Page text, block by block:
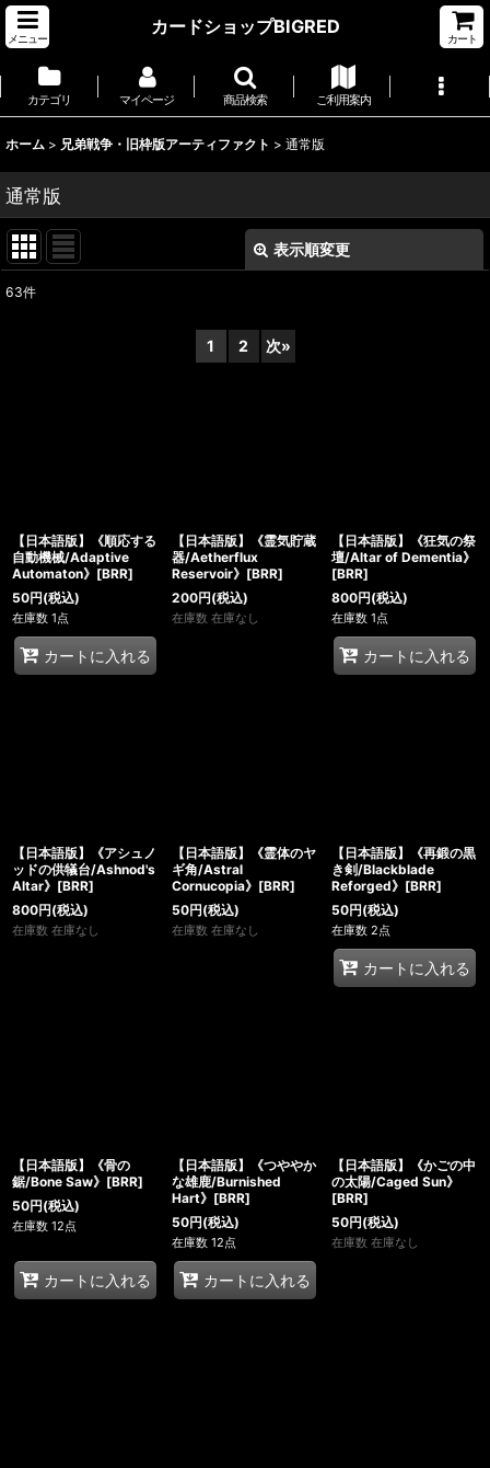
メニュー
カードショップBIGRED
カート
カテゴリ マイページ 商品検索 ご利用案内
ホーム > 兄弟戦争・旧枠版アーティファクト > 通常版
通常版
表示順変更
63件
1 2 次»
【日本語版】《順応する
自動機械/Adaptive
Automaton》[BRR]
50円(税込)
在庫数 1点
カートに入れる
【日本語版】《霊気貯蔵
器/Aetherflux
Reservoir》[BRR]
200円(税込)
在庫数 在庫なし
【日本語版】《狂気の祭
壇/Altar of Dementia》
[BRR]
800円(税込)
在庫数 1点
カートに入れる
【日本語版】《アシュノ
ッドの供犠台/Ashnod's
Altar》[BRR]
800円(税込)
在庫数 在庫なし
【日本語版】《霊体のヤ
ギ角/Astral
Cornucopia》[BRR]
50円(税込)
在庫数 在庫なし
【日本語版】《再鍛の黒
き剣/Blackblade
Reforged》[BRR]
50円(税込)
在庫数 2点
カートに入れる
【日本語版】《骨の
鋸/Bone Saw》[BRR]
50円(税込)
在庫数 12点
カートに入れる
【日本語版】《つややか
な雄鹿/Burnished
Hart》[BRR]
50円(税込)
在庫数 12点
カートに入れる
【日本語版】《かごの中
の太陽/Caged Sun》
[BRR]
50円(税込)
在庫数 在庫なし